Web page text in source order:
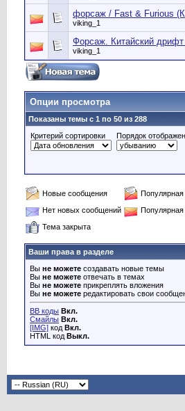
форсаж / Fast & Furious
viking_1
Форсаж. Китайский
viking_1
Опции просмотра
Показаны темы с 1 по 50 из 288
Критерий сортировки
Порядок
Новые сообщения
Нет новых сообщений
Тема закрыта
Ваши права в разделе
Вы не можете создавать новые темы
Вы не можете отвечать в темах
Вы не можете прикреплять вложения
Вы не можете редактировать свои
BB коды Вкл.
Смайлы Вкл.
[IMG] код Вкл.
HTML код Выкл.